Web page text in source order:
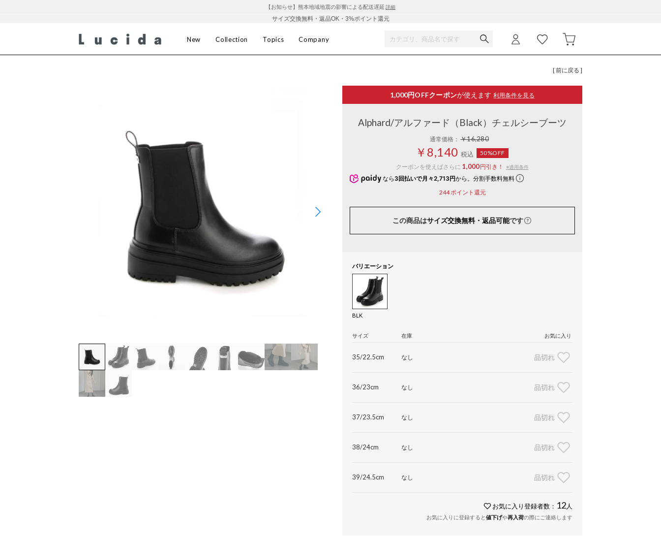
【お知らせ】熊本地域地震の影響による配送遅延 詳細
サイズ交換無料・返品OK・3%ポイント還元
New Collection Topics Company
[ 前に戻る ]
1,000円OFFクーポンが使えます 利用条件を見る
Alphard/アルファード（Black）チェルシーブーツ
通常価格：￥16,280
￥8,140 税込
50%OFF
クーポンを使えばさらに 1,000円引き！ ※適用条件
なら 3回払いで月々2,713円から。分割手数料無料
244ポイント還元
この商品はサイズ交換無料・返品可能です
バリエーション
BLK
サイズ 在庫 お気に入り
35/22.5cm なし 品切れ
36/23cm なし 品切れ
37/23.5cm なし 品切れ
38/24cm なし 品切れ
39/24.5cm なし 品切れ
お気に入り登録者数： 12 人
お気に入りに登録すると値下げや再入荷の際にご連絡します